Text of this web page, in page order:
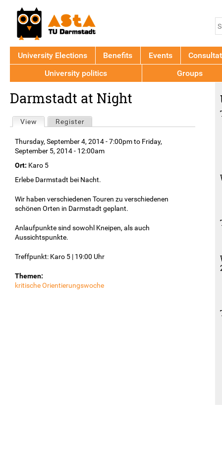
to
top
Darmstadt at Night
Primary
tabs
View (active tab)
Register
Thursday, September 4, 2014 - 7:00pmto Friday,
September 5, 2014 - 12:00am
Ort: Karo 5
Erlebe Darmstadt bei Nacht.
Wir haben verschiedenen Touren zu verschiedenen
schönen Orten in Darmstadt geplant.
Anlaufpunkte sind sowohl Kneipen, als auch
Aussichtspunkte.
Treffpunkt: Karo 5 | 19:00 Uhr
Themen:
kritische Orientierungswoche
University Elections Benefits Events
University politics
Groups